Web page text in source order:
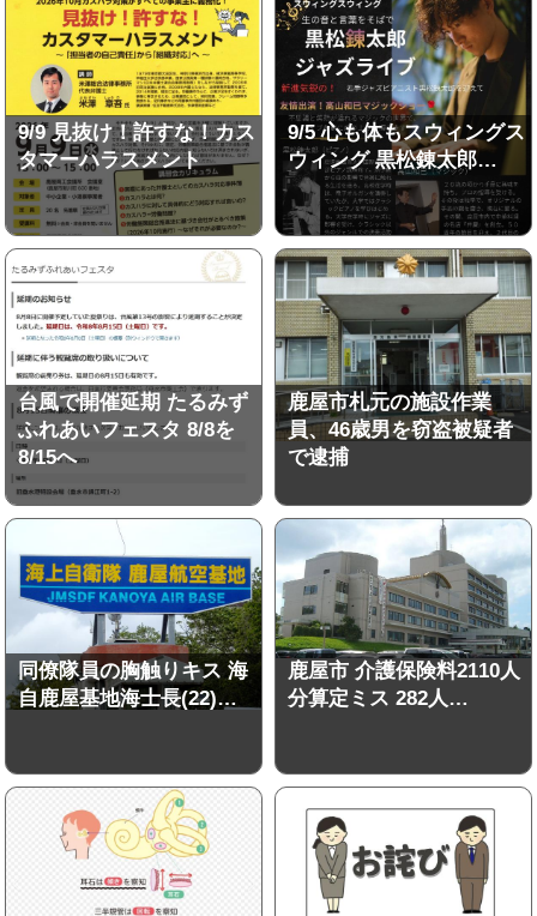
9/9 見抜け！許すな！カス
タマーハラスメント
9/5 心も体もスウィングス
ウィング 黒松錬太郎…
台風で開催延期 たるみず
ふれあいフェスタ 8/8を
8/15へ
鹿屋市札元の施設作業
員、46歳男を窃盗被疑者
で逮捕
同僚隊員の胸触りキス 海
自鹿屋基地海士長(22)…
鹿屋市 介護保険料2110人
分算定ミス 282人…